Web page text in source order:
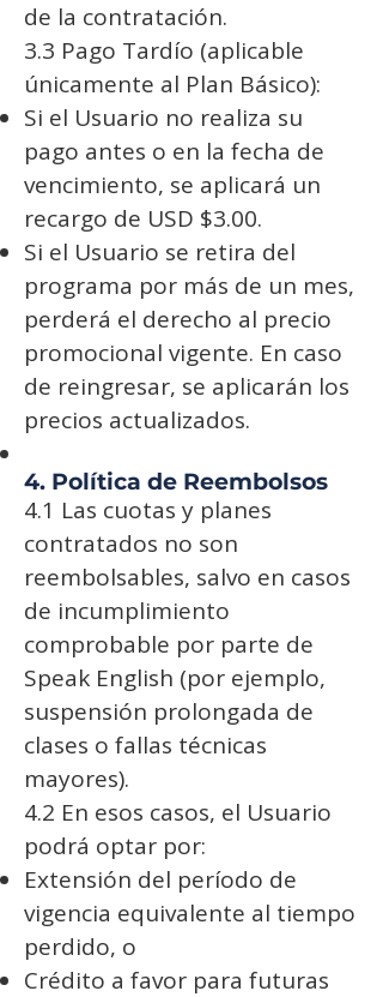
de la contratación.
3.3 Pago Tardío (aplicable
únicamente al Plan Básico):
Si el Usuario no realiza su
pago antes o en la fecha de
vencimiento, se aplicará un
recargo de USD $3.00.
Si el Usuario se retira del
programa por más de un mes,
perderá el derecho al precio
promocional vigente. En caso
de reingresar, se aplicarán los
precios actualizados.
4. Política de Reembolsos
4.1 Las cuotas y planes
contratados no son
reembolsables, salvo en casos
de incumplimiento
comprobable por parte de
Speak English (por ejemplo,
suspensión prolongada de
clases o fallas técnicas
mayores).
4.2 En esos casos, el Usuario
podrá optar por:
Extensión del período de
vigencia equivalente al tiempo
perdido, o
Crédito a favor para futuras